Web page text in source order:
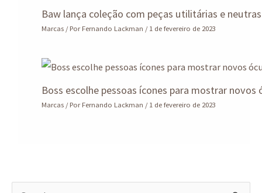
Baw lança coleção com peças utilitárias e neutras
Marcas / PorFernando Lackman /1 de fevereiro de 2023
Boss escolhe pessoas ícones para mostrar novos
Marcas / PorFernando Lackman /1 de fevereiro de 2023